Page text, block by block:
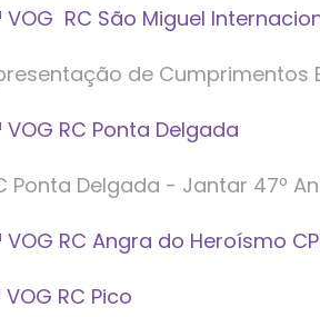
VOG RC São Miguel
de Cumprimentos
VOG RC Ponta Delgada
Ponta Delgada - Jantar 47º
VOG RC Angra do Heroísmo
VOG RC Pico